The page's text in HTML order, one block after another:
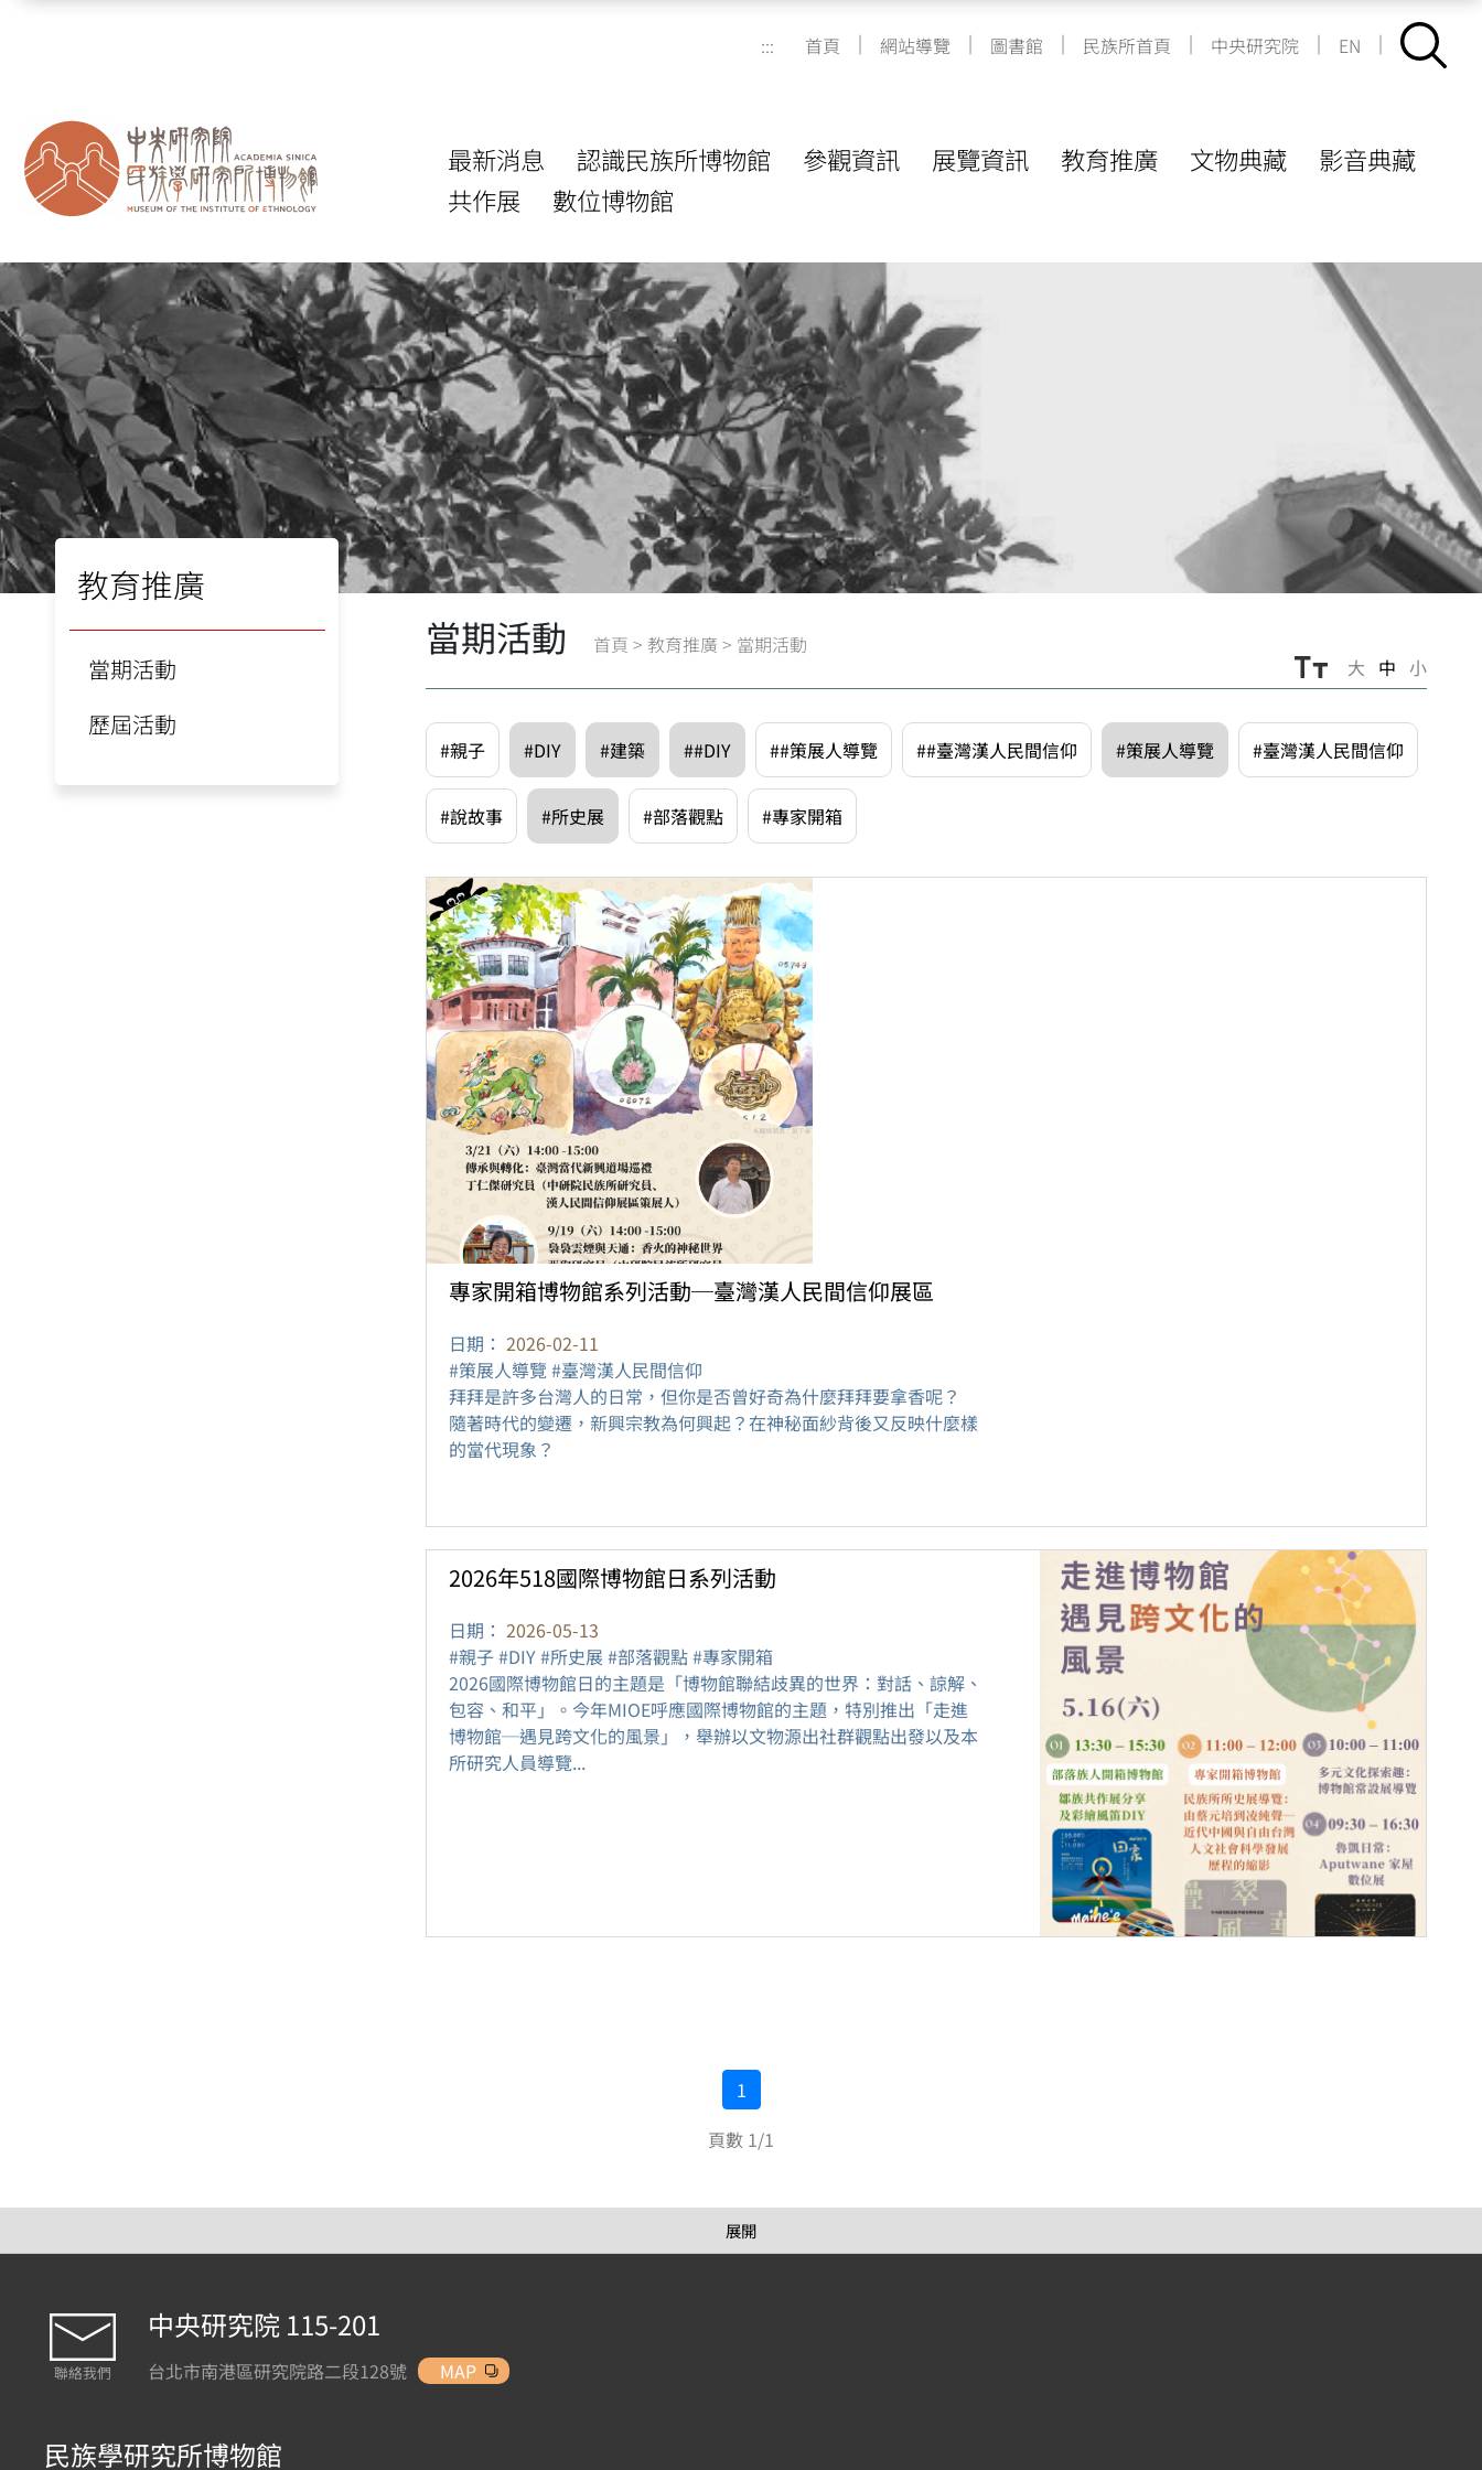
::: 首頁 | 網站導覽 | 圖書館 | 民族所首頁 | 中央研究院 | EN |
最新消息 認識民族所博物館 參觀資訊 展覽資訊 教育推廣 文物典藏
影音典藏
共作展
數位博物館
教育推廣
當期活動
歷屆活動
當期活動 首頁 > 教育推廣 > 當期活動
大 中 小
#親子 #DIY #建築 ##DIY ##策展人導覽 ##臺灣漢人民間信仰 #策展人導覽 #臺灣漢人民間信仰
#說故事 #所史展 #部落觀點 #專家開箱
專家開箱博物館系列活動─臺灣漢人民間信仰展區
日期： 2026-02-11
#策展人導覽 #臺灣漢人民間信仰
拜拜是許多台灣人的日常，但你是否曾好奇為什麼拜拜要拿香呢？
隨著時代的變遷，新興宗教為何興起？在神秘面紗背後又反映什麼樣
的當代現象？
2026年518國際博物館日系列活動
日期： 2026-05-13
#親子 #DIY #所史展 #部落觀點 #專家開箱
2026國際博物館日的主題是「博物館聯結歧異的世界：對話、諒解、
包容、和平」。今年MIOE呼應國際博物館的主題，特別推出「走進
博物館─遇見跨文化的風景」，舉辦以文物源出社群觀點出發以及本
所研究人員導覽...
1
頁數 1/1
展開
聯絡我們
中央研究院 115-201
台北市南港區研究院路二段128號 MAP
民族學研究所博物館